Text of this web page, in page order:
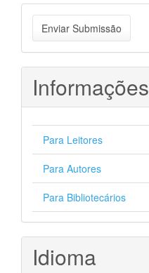
Enviar
Submissão
Enviar Submissão
Informações
Para Leitores
Para Autores
Para Bibliotecários
Idioma